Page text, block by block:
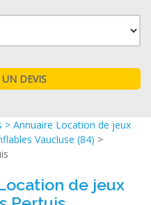
> Annuaire Location de jeux
Vaucluse (84) >
de jeux